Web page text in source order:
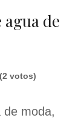
de
(2 votos)
de moda,